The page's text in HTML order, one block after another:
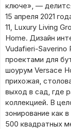
ключе», —
15 апреля 2021
11, Luxury Living
Home. Дизайн
Vudafieri-Saverino
проектами для
шоурум Versace
прихожая,
выход в сад, где
коллекцией. В
зонирование как
500 квадратных